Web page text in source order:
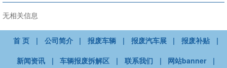
无相关信息
首 页 | 公司简介 | 报废车辆 | 报废汽车展 | 报废补贴
|
新闻资讯
| 车辆报废拆解区 | 联系我们 | 网站banner |